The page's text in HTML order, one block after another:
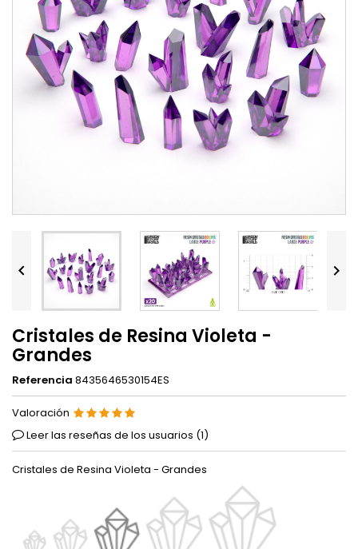
 
Cristales de Resina Violeta -
Grandes
Referencia 8435646530154ES
Valoración
Leer las reseñas de los usuarios (1)
Cristales de Resina Violeta - Grandes